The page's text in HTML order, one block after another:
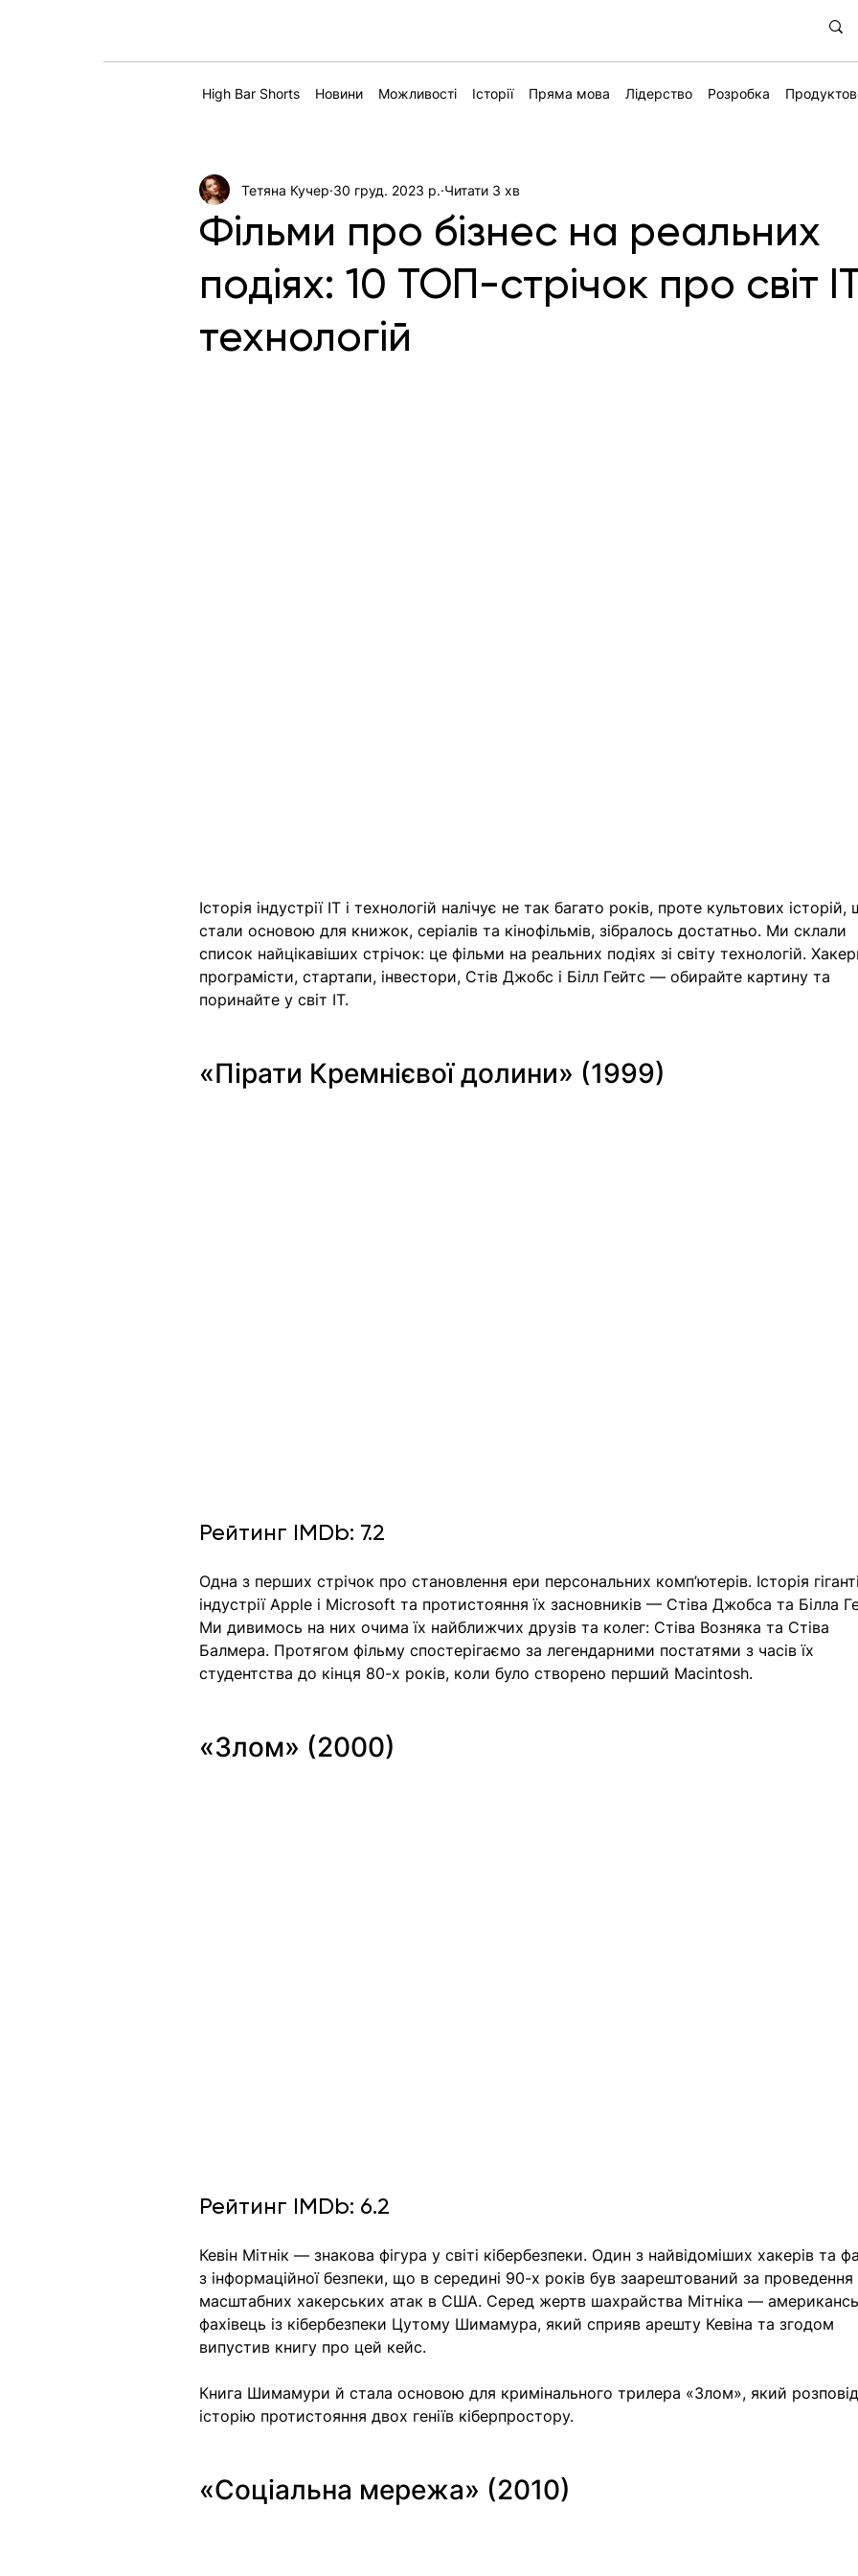
High Bar Shorts Новини Можливості Історії Пряма мова Лідерство Розробка
Фільми про бізнес на реальних
подіях: 10 ТОП-стрічок про світ IT
технологій
Тетяна Кучер 30 груд. 2023 р. Читати 3 хв
Історія індустрії IT і технологій налічує не так багато років, проте культових історій,
стали основою для книжок, серіалів та кінофільмів, зібралось достатньо. Ми склали
список найцікавіших стрічок: це фільми на реальних подіях зі світу технологій.
програмісти, стартапи, інвестори, Стів Джобс і Білл Гейтс — обирайте картину та
поринайте у світ IT.
«Пірати Кремнієвої долини» (1999)
Рейтинг IMDb: 7.2
Одна з перших стрічок про становлення ери персональних комп’ютерів. Історія
індустрії Apple і Microsoft та протистояння їх засновників — Стіва Джобса та Білла
Ми дивимось на них очима їх найближчих друзів та колег: Стіва Возняка та Стіва
Балмера. Протягом фільму спостерігаємо за легендарними постатями з часів їх
студентства до кінця 80-х років, коли було створено перший Macintosh.
«Злом» (2000)
Рейтинг IMDb: 6.2
Кевін Мітнік — знакова фігура у світі кібербезпеки. Один з найвідоміших хакерів та
з інформаційної безпеки, що в середині 90-х років був заарештований за проведення
масштабних хакерських атак в США. Серед жертв шахрайства Мітніка —
фахівець із кібербезпеки Цутому Шимамура, який сприяв арешту Кевіна та згодом
випустив книгу про цей кейс.
Книга Шимамури й стала основою для кримінального трилера «Злом», який
історію протистояння двох геніїв кіберпростору.
«Соціальна мережа» (2010)